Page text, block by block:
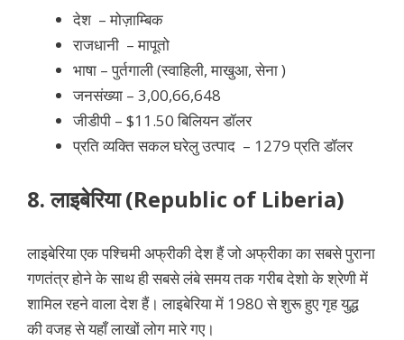
देश –मोज़ाम्बिक
राजधानी – मापूतो
भाषा – पुर्तगाली (स्वाहिली, माखुआ, सेना )
जनसंख्या – 3,00,66,648
जीडीपी – $11.50 बिलियन डॉलर
प्रति व्यक्ति सकल घरेलु उत्पाद – 1279 प्रति डॉलर
8. लाइबेरिया (Republic of Liberia)
लाइबेरिया एक पश्चिमी अफ्रीकी देश हैं जो अफ्रीका का सबसे पुराना
गणतंत्र होने के साथ ही सबसे लंबे समय तक गरीब देशो के श्रेणी में
शामिल रहने वाला देश हैं। लाइबेरिया में 1980 से शुरू हुए गृह युद्ध
की वजह से यहाँ लाखों लोग मारे गए।